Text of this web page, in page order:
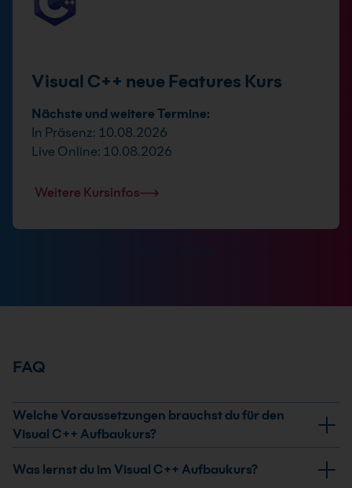
Visual C++ neue Features Kurs
Nächste und weitere Termine:
In Präsenz: 10.08.2026
Live Online: 10.08.2026
Weitere Kursinfos
FAQ
Welche Voraussetzungen brauchst du für den
Visual C++ Aufbaukurs?
Grundkurses. Praktische Erfahrung mit C++ erfüllt die
Was lernst du im Visual C++ Aufbaukurs?